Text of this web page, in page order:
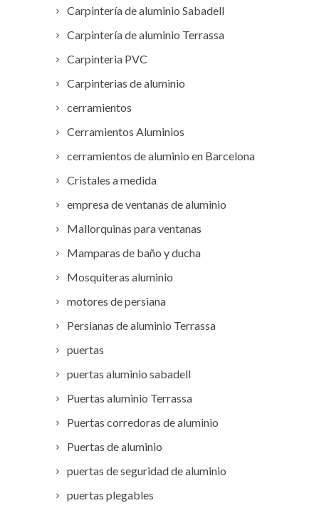
Carpintería de aluminio Sabadell
Carpintería de aluminio Terrassa
Carpinteria PVC
Carpinterias de aluminio
cerramientos
Cerramientos Aluminios
cerramientos de aluminio en Barcelona
Cristales a medida
empresa de ventanas de aluminio
Mallorquinas para ventanas
Mamparas de baño y ducha
Mosquiteras aluminio
motores de persiana
Persianas de aluminio Terrassa
puertas
puertas aluminio sabadell
Puertas aluminio Terrassa
Puertas corredoras de aluminio
Puertas de aluminio
puertas de seguridad de aluminio
puertas plegables